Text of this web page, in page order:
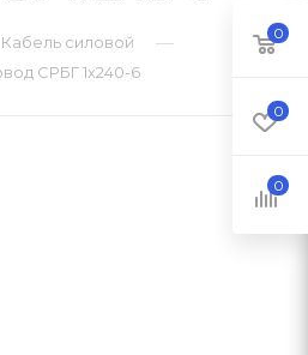
Кабель силовой —
СРБГ 1х240-6
0
0
0